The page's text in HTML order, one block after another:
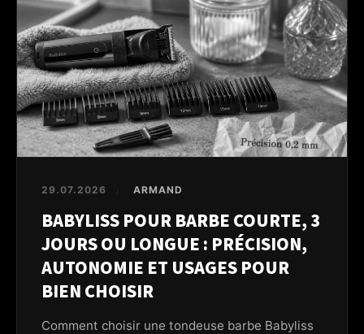
29.07.2026 ARMAND
BABYLISS POUR BARBE COURTE, 3
JOURS OU LONGUE : PRÉCISION,
AUTONOMIE ET USAGES POUR
BIEN CHOISIR
Comment choisir une tondeuse barbe Babyliss